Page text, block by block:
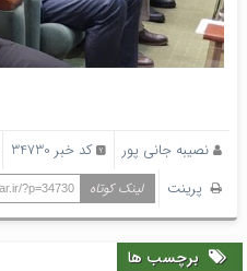
نصیبه جانی پور کد خبر 34730
پرینت
لینک کوتاه ?p=34730
برچسب ها